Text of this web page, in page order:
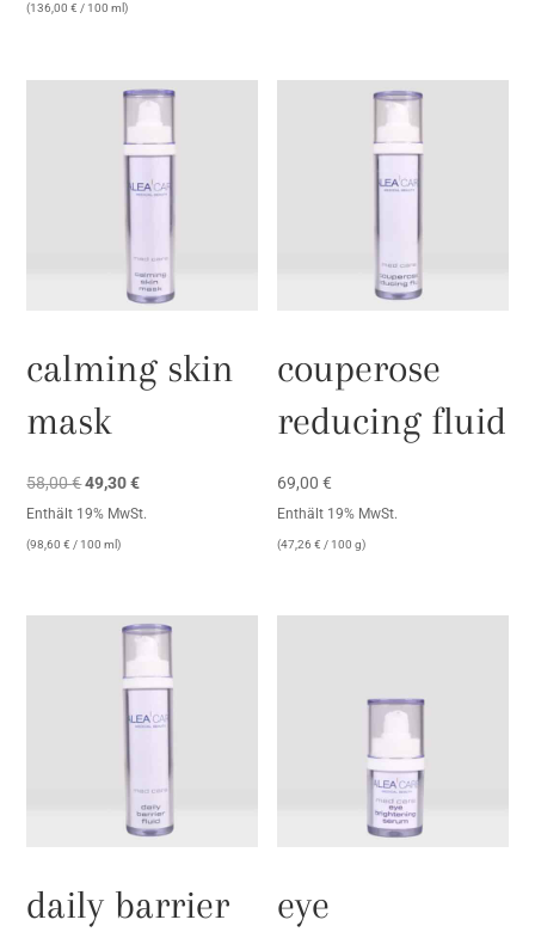
(136,00€ / 100 ml)
calming skin
mask
58,00€Ursprünglicher
Preis
war:
49,30€Aktueller
Preis
Enthält 19% MwSt.
(98,60€ / 100 ml)
couperose
reducing fluid
69,00€
Enthält 19% MwSt.
(47,26€ / 100 g)
daily barrier
eye